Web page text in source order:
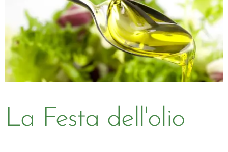
La Festa dell'olio